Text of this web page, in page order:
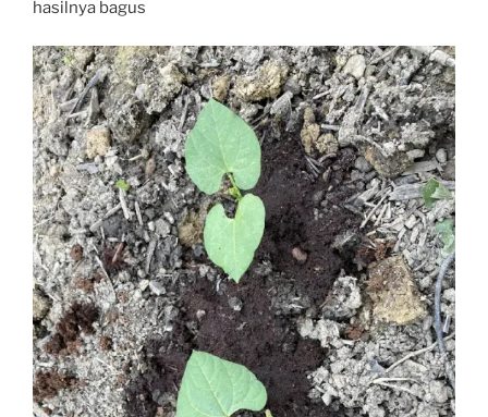
hasilnya bagus